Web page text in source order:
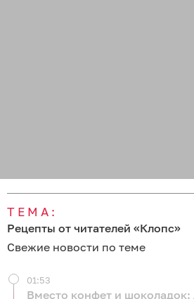
ТЕМА:
Рецепты от читателей «Клопс»
Свежие новости по теме
Вместо конфет и
01:53